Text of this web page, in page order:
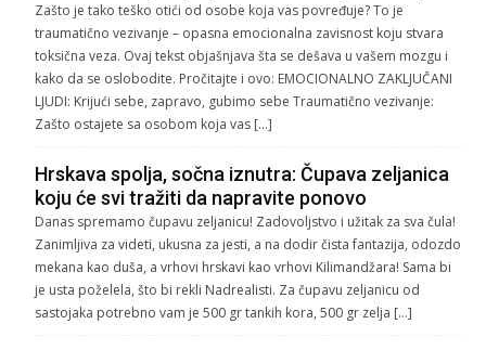
Zašto je tako teško otići od osobe koja vas povređuje? To je
traumatično vezivanje – opasna emocionalna zavisnost koju stvara
toksična veza. Ovaj tekst objašnjava šta se dešava u vašem mozgu i
kako da se oslobodite. Pročitajte i ovo: EMOCIONALNO ZAKLJUČANI
LJUDI: Krijući sebe, zapravo, gubimo sebe Traumatično vezivanje:
Zašto ostajete sa osobom koja vas […]
Hrskava spolja, sočna iznutra: Čupava zeljanica
koju će svi tražiti da napravite ponovo
Danas spremamo čupavu zeljanicu! Zadovoljstvo i užitak za sva čula!
Zanimljiva za videti, ukusna za jesti, a na dodir čista fantazija, odozdo
mekana kao duša, a vrhovi hrskavi kao vrhovi Kilimandžara! Sama bi
je usta poželela, što bi rekli Nadrealisti. Za čupavu zeljanicu od
sastojaka potrebno vam je 500 gr tankih kora, 500 gr zelja […]